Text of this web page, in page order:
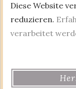
Diese Website
reduzieren.
verarbeitet